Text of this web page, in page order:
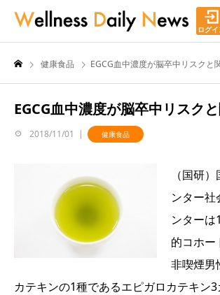
ログ
健康食品 EGCG血中濃度が脳卒中リスクと
EGCG血中濃度が脳卒中リスク
2018/11/01 健康食品
（国研
ンター社
ンターは
的コホー
非喫煙男
カテキンの1種であるエピガロカテキン3